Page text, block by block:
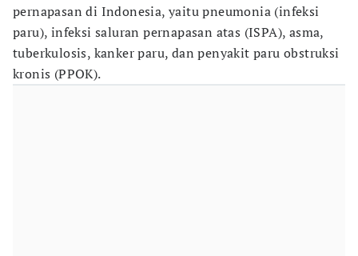
pernapasan di Indonesia, yaitu pneumonia (infeksi
paru), infeksi saluran pernapasan atas (ISPA), asma,
tuberkulosis, kanker paru, dan penyakit paru obstruksi
kronis (PPOK).